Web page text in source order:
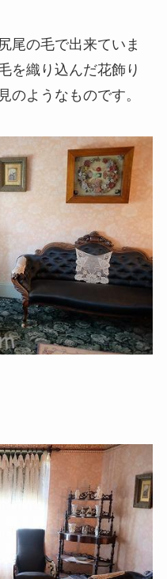
尾の毛で出来ていま
を織り込んだ花飾り
のようなものです。